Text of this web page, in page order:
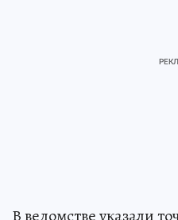
В ведомстве указали